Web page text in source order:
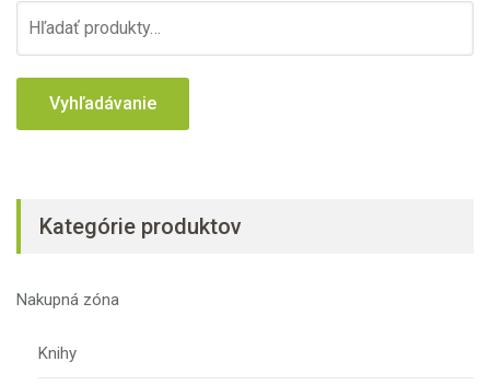
a
Kategórie produktov
Nakupná zóna
Knihy